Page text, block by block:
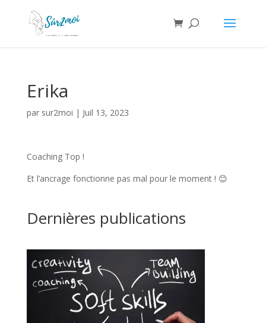
Erika
par sur2moi | Juil 13, 2023
Coaching Top !
Et l’ancrage fonctionne pas mal pour le moment ! 😊
Dernières publications